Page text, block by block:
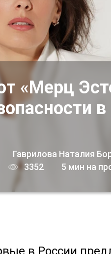
«Мерц
в
Гаврилова Наталия
3352
5 мин на
в России